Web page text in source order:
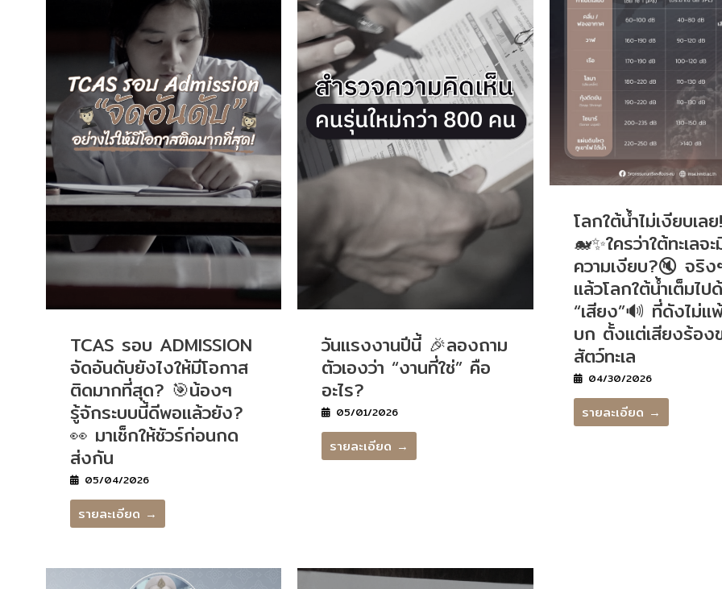
TCAS รอบ ADMISSION
จัดอันดับยังไงให้มีโอกาส
ติดมากที่สุด? 🎯น้องๆ
รู้จักระบบนี้ดีพอแล้วยัง?
👀 มาเช็กให้ชัวร์ก่อนกด
ส่งกัน
05/04/2026
รายละเอียด →
วันแรงงานปีนี้ 🎉ลองถาม
ตัวเองว่า “งานที่ใช่” คือ
อะไร?
05/01/2026
รายละเอียด →
โลกใต้น้ำไม่เงียบเล
🐋✨ใครว่าใต้ทะเลจ
ความเงียบ?🔇 จริง
แล้วโลกใต้น้ำเต็มไป
“เสียง”🔊 ที่ดังไม่แ
บก ตั้งแต่เสียงร้อง
สัตว์ทะเล
04/30/2026
รายละเอียด →